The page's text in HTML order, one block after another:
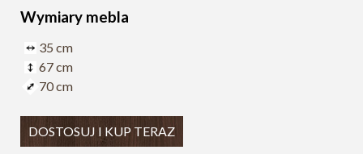
Wymiary mebla
35 cm
67 cm
70 cm
DOSTOSUJ I KUP TERAZ